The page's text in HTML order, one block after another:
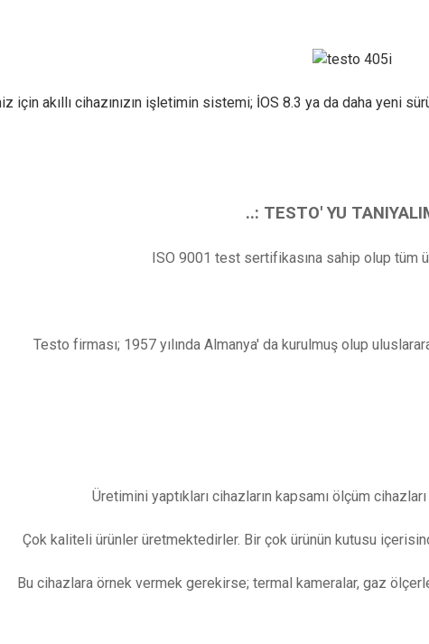
için akıllı cihazınızın işletimin sistemi; İOS 8.3 ya da daha yeni
..: TESTO' YU
ISO 9001 test sertifikasına sahip olup tüm
Testo firması; 1957 yılında Almanya' da kurulmuş olup
Üretimini yaptıkları cihazların kapsamı ölçüm
Çok kaliteli ürünler üretmektedirler. Bir çok ürünün kutusu
Bu cihazlara örnek vermek gerekirse; termal kameralar, gaz